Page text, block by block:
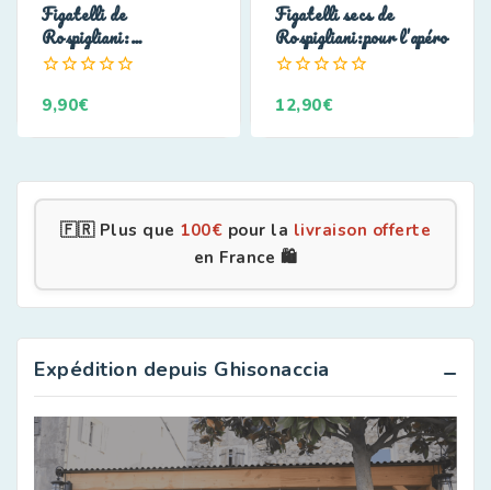
Figatelli de
Rospigliani:
extraordinaire
de
9,90€
Figatelli secs de
Rospigliani:pour l’apéro
de
12,90€
🇫🇷 Plus que 100€ pour la livraison offerte
en France 🛍️
Expédition depuis Ghisonaccia